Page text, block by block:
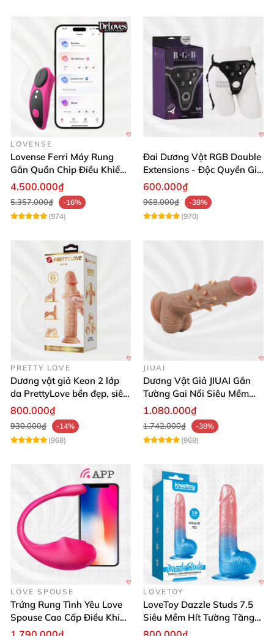
LOVENSE
Lovense Ferri Máy Rung
Gắn Quần Chip Điều Khiển
App Tăng Hưng Phấn
4.500.000₫
5.357.000₫
-16%
(974)
Đai Dương Vật RGB Double
Extensions - Độc Quyền Giá
Sốc
600.000₫
968.000₫
-38%
(970)
PRETTY LOVE
Dương vật giả Keon 2 lớp
da PrettyLove bền đẹp, siêu
mềm mại
800.000₫
930.000₫
-14%
(968)
JIUAI
Dương Vật Giả JIUAI Gắn
Tường Gai Nổi Siêu Mềm
Thoải Mái Mua Ngay
1.080.000₫
1.742.000₫
-38%
(968)
LOVE SPOUSE
Trứng Rung Tình Yêu Love
Spouse Cao Cấp Điều Khiển
App Đỉnh Cao
LOVETOY
LoveToy Dazzle Studs 7.5
Siêu Mềm Hít Tường Tăng
Khoái Cảm